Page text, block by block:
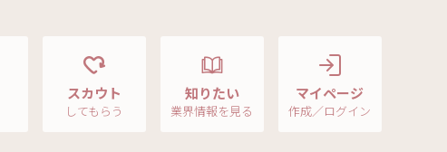
スカウト
してもらう
知りたい
業界情報を見る
マイページ
作成／ログイン